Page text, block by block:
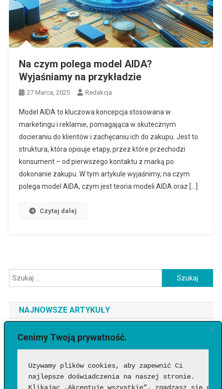
Cenimy Twoją prywatność.
Używamy plików cookies, aby zapewnić Ci
najlepsze doświadczenia na naszej stronie.
Na czym polega model AIDA?
Wyjaśniamy na przykładzie
27 Marca, 2025 Redakcja
Model AIDA to kluczowa koncepcja stosowana w
marketingu i reklamie, pomagająca w skutecznym
docieraniu do klientów i zachęcaniu ich do zakupu. Jest to
struktura, która opisuje etapy, przez które przechodzi
konsument – od pierwszego kontaktu z marką po
dokonanie zakupu. W tym artykule wyjaśnimy, na czym
polega model AIDA, czym jest teoria modeli AIDA oraz […]
Czytaj dalej
Szukaj:
NAJNOWSZE ARTYKUŁY
Jaki telefon do 3500 zł wybrać? Ranking najlepszych modeli
[2026]
Jak sprawdzić, czy wideo wygenerowała AI?
Google Flow Music – co to takiego, jak działa i czy warto?